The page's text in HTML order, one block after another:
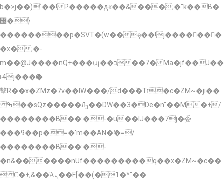
b�>j��)΄��!P�����ԫ��&���;�"k��B�
޶�}
��������p�SVT�(w��ę��!j�������
�x�;�-
m��@J����nQ+���պ��כ��7�Ma�jf��J��
ͱ4j���Ѳ�
撆R��x�ZMz�7v��IW���/d��ٞ�Тז�c�ZM~�ji��
ߒ��sQz�����Ԡ��DW��3�De�n"��M�+/
��������B��:�-�u��IJ���7j�委
���9��p�=�'m��AN�ޭ�=/
��������B��:�-
�n&������nUf���������q��x�ZM~�c��
 Ϲ�+,&��Ὰܢ��F[��(�1�*"��